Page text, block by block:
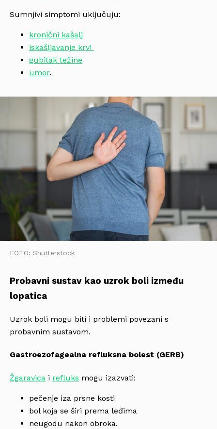
Sumnjivi simptomi uključuju:
kronični kašalj
iskašljavanje krvi
gubitak težine
umor.
FOTO: Shutterstock
Probavni sustav kao uzrok boli između
lopatica
Uzrok boli mogu biti i problemi povezani s
probavnim sustavom.
Gastroezofagealna refluksna bolest (GERB)
Žgaravica i refluks mogu izazvati:
pečenje iza prsne kosti
bol koja se širi prema leđima
neugodu nakon obroka.